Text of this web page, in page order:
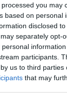
you may
based on personal
disclosed
separately opt-
participants.
us to third parties
that may
assistência ao
três anos nos
optar por